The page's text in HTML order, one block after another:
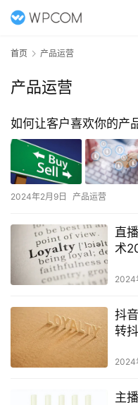
首页 产品运营
产品运营
如何让客户喜欢你的产
2024年2月9日 产品运营
直
术
2024
抖
转
2024
主